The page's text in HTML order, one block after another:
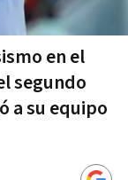
en el
segundo
a su equipo